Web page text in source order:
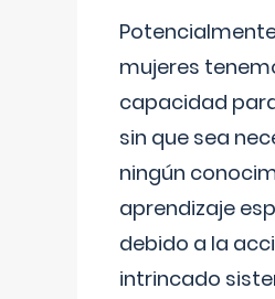
mujeres
capacidad
sin que sea
ningún
aprendizaje
debido a la
intrincado